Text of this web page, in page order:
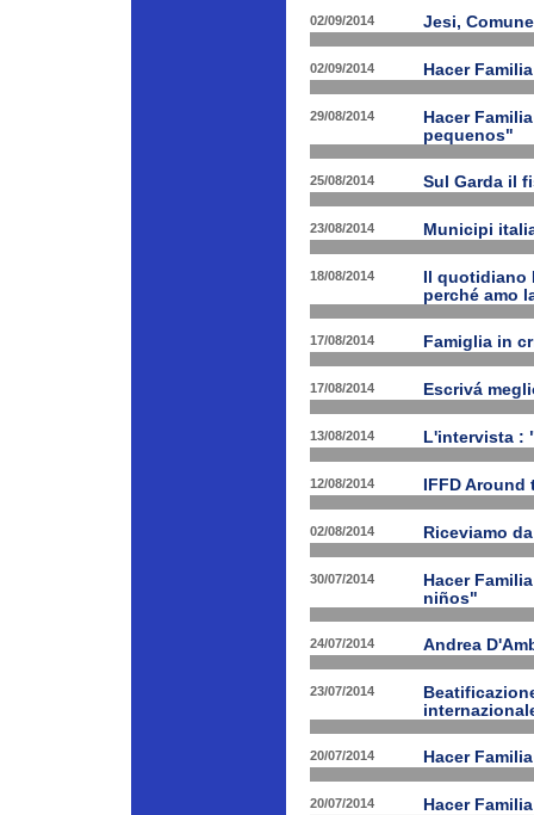
02/09/2014 Jesi,
02/09/2014 Hacer
29/08/2014
Hacer
pequenos"
25/08/2014 Sul Garda il
23/08/2014 Municipi
18/08/2014
Il
perché amo
17/08/2014 Famiglia in
17/08/2014 Escrivá
13/08/2014 L'intervista :
12/08/2014 IFFD
02/08/2014 Riceviamo
30/07/2014
Hacer
niños"
24/07/2014 Andrea
23/07/2014
20/07/2014 Hacer
20/07/2014 Hacer